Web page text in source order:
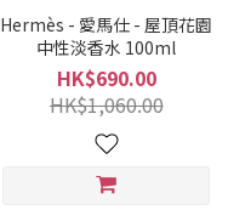
Hermès - 愛馬仕 - 屋頂花園
中性淡香水 100ml
HK$690.00
HK$1,060.00